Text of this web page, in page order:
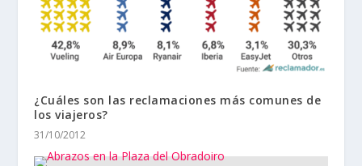
¿Cuáles son las reclamaciones más comunes de
los viajeros?
31/10/2012